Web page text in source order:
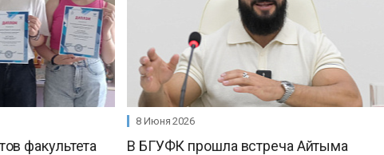
факультета
8 Июня 2026
В БГУФК прошла встреча Айтыма